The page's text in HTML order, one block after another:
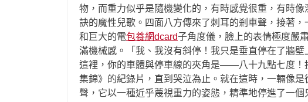
物，而重力似乎是隨機變化的，有時感覺很重，有時
訣的魔性兒歌。四面八方傳來了刺耳的剎車聲，接著
和巨大的電包養網dcard子角度儀，臉上的表情極度嚴
滿機械感。「我、我沒有斜停！我只是垂直停在了牆
這裡，你的車體與停車線的夾角是——八十九點七度！
集錦》的紀錄片，直到哭泣為止。就在這時，一輛像
聲，它以一種近乎蔑視重力的姿態，精準地停進了一